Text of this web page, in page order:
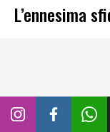
L’ennesima